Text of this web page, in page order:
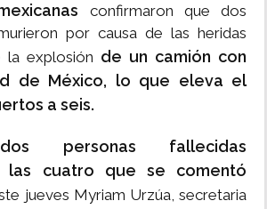
confirmaron que dos
por causa de las heridas
la explosión de un camión con
de México, lo que eleva el
a seis.
personas fallecidas
las cuatro que se comentó
jueves Myriam Urzúa, secretaria